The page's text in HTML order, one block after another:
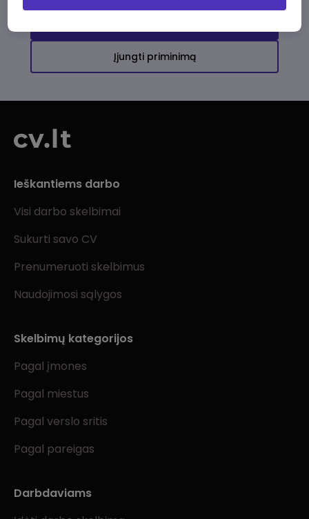
Įjungti priminimą
Ieškantiems darbo
Visi darbo skelbimai
Sukurti savo CV
Prenumeruoti skelbimus
Naudojimosi sąlygos
Skelbimų kategorijos
Pagal įmones
Pagal miestus
Pagal verslo sritis
Pagal pareigas
Darbdaviams